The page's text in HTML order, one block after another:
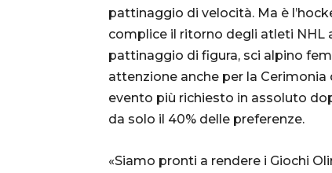
pattinaggio di velocità. Ma è
complice il ritorno degli atleti NHL
pattinaggio di figura, sci alpino
attenzione anche per la Cerimonia
evento più richiesto in assoluto
da solo il 40% delle preferenze.
«Siamo pronti a rendere i Giochi